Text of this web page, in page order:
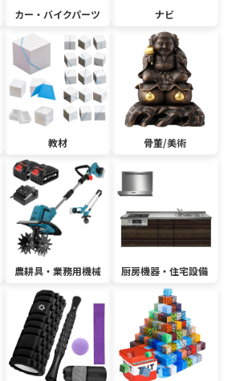
カー・バイクパーツ ナビ
教材 骨董/美術
農耕具・業務用機械 厨房機器・住宅設備